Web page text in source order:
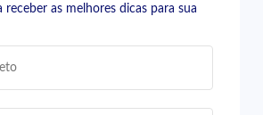
receber as melhores dicas para sua